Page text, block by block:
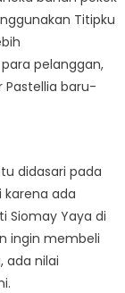
Titipku
pelanggan,
Pastellia baru-
didasari pada
karena ada
Siomay Yaya di
ingin membeli
ada nilai